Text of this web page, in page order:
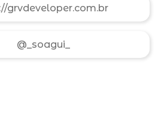
grvdeveloper.com.br
@_soagui_